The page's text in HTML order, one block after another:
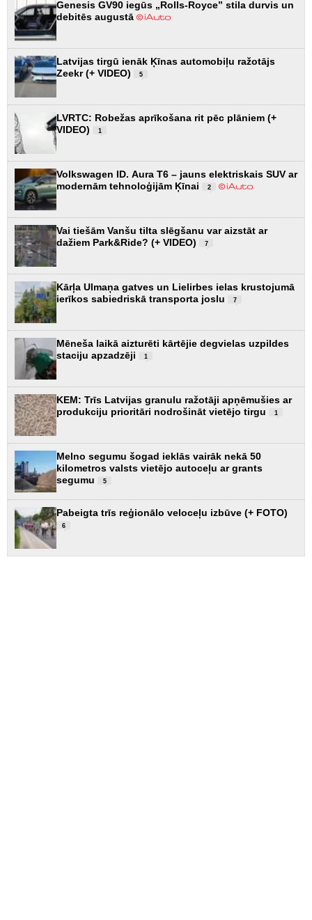
Genesis GV90 iegūs „Rolls-Royce” stila durvis un
debitēs augustā
Latvijas tirgū ienāk Ķīnas automobiļu ražotājs
Zeekr (+ VIDEO)
5
LVRTC: Robežas aprīkošana rit pēc plāniem (+
VIDEO)
1
Volkswagen ID. Aura T6 – jauns elektriskais SUV ar
modernām tehnoloģijām Ķīnai
2
Vai tiešām Vanšu tilta slēgšanu var aizstāt ar
dažiem Park&Ride? (+ VIDEO)
7
Kārļa Ulmaņa gatves un Lielirbes ielas krustojumā
ierīkos sabiedriskā transporta joslu
7
Mēneša laikā aizturēti kārtējie degvielas uzpildes
staciju apzadzēji
1
KEM: Trīs Latvijas granulu ražotāji apņēmušies ar
produkciju prioritāri nodrošināt vietējo tirgu
1
Melno segumu šogad ieklās vairāk nekā 50
kilometros valsts vietējo autoceļu ar grants
segumu
5
Pabeigta trīs reģionālo veloceļu izbūve (+ FOTO)
6